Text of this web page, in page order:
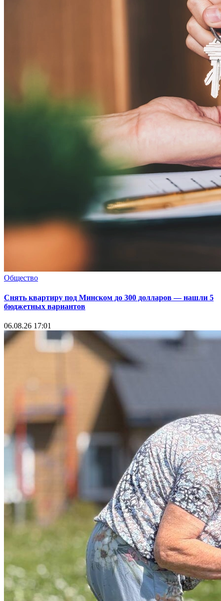
Общество
Снять квартиру под Минском до 300 долларов — нашли 5
бюджетных вариантов
06.08.26 17:01